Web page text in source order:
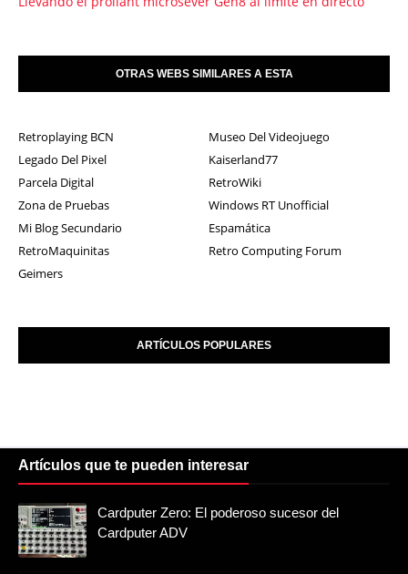
OTRAS WEBS SIMILARES A ESTA
Retroplaying BCN
Museo Del Videojuego
Legado Del Pixel
Kaiserland77
Parcela Digital
RetroWiki
Zona de Pruebas
Windows RT Unofficial
Mi Blog Secundario
Espamática
RetroMaquinitas
Retro Computing Forum
Geimers
ARTÍCULOS POPULARES
Artículos que te pueden interesar
Cardputer Zero: El poderoso sucesor del
Cardputer ADV